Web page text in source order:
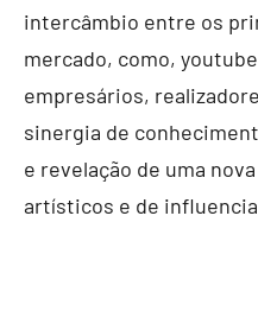
intercâmbio entre os
mercado, como,
empresários,
sinergia de
e revelação de uma
artísticos e de